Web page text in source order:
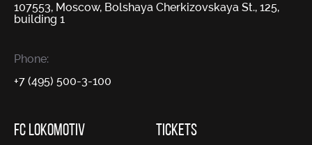
107553, Moscow, Bolshaya Cherkizovskaya St., 125,
building 1
Phone:
+7 (495) 500-3-100
FC LOKOMOTIV TICKETS